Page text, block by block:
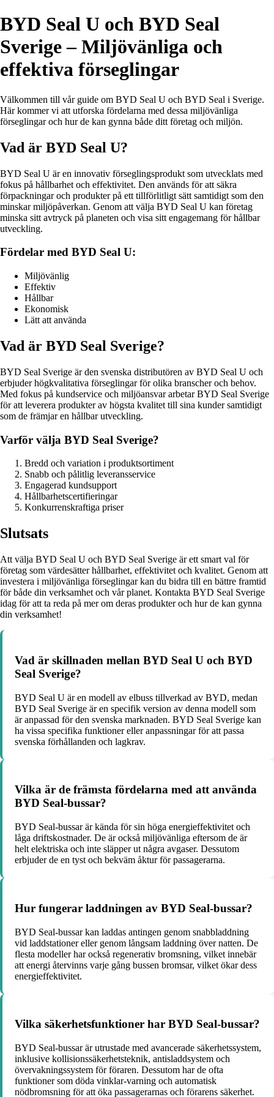
BYD Seal U och BYD Seal
Sverige – Miljövänliga och
effektiva förseglingar
Välkommen till vår guide om BYD Seal U och BYD Seal i Sverige.
Här kommer vi att utforska fördelarna med dessa miljövänliga
förseglingar och hur de kan gynna både ditt företag och miljön.
Vad är BYD Seal U?
BYD Seal U är en innovativ förseglingsprodukt som utvecklats med
fokus på hållbarhet och effektivitet. Den används för att säkra
förpackningar och produkter på ett tillförlitligt sätt samtidigt som den
minskar miljöpåverkan. Genom att välja BYD Seal U kan företag
minska sitt avtryck på planeten och visa sitt engagemang för hållbar
utveckling.
Fördelar med BYD Seal U:
Miljövänlig
Effektiv
Hållbar
Ekonomisk
Lätt att använda
Vad är BYD Seal Sverige?
BYD Seal Sverige är den svenska distributören av BYD Seal U och
erbjuder högkvalitativa förseglingar för olika branscher och behov.
Med fokus på kundservice och miljöansvar arbetar BYD Seal Sverige
för att leverera produkter av högsta kvalitet till sina kunder samtidigt
som de främjar en hållbar utveckling.
Varför välja BYD Seal Sverige?
Bredd och variation i produktsortiment
Snabb och pålitlig leveransservice
Engagerad kundsupport
Hållbarhetscertifieringar
Konkurrenskraftiga priser
Slutsats
Att välja BYD Seal U och BYD Seal Sverige är ett smart val för
företag som värdesätter hållbarhet, effektivitet och kvalitet. Genom att
investera i miljövänliga förseglingar kan du bidra till en bättre framtid
för både din verksamhet och vår planet. Kontakta BYD Seal Sverige
idag för att ta reda på mer om deras produkter och hur de kan gynna
din verksamhet!
Vad är skillnaden mellan BYD Seal U och BYD
Seal Sverige?
BYD Seal U är en modell av elbuss tillverkad av BYD, medan
BYD Seal Sverige är en specifik version av denna modell som
är anpassad för den svenska marknaden. BYD Seal Sverige kan
ha vissa specifika funktioner eller anpassningar för att passa
svenska förhållanden och lagkrav.
Vilka är de främsta fördelarna med att använda
BYD Seal-bussar?
BYD Seal-bussar är kända för sin höga energieffektivitet och
låga driftskostnader. De är också miljövänliga eftersom de är
helt elektriska och inte släpper ut några avgaser. Dessutom
erbjuder de en tyst och bekväm åktur för passagerarna.
Hur fungerar laddningen av BYD Seal-bussar?
BYD Seal-bussar kan laddas antingen genom snabbladdning
vid laddstationer eller genom långsam laddning över natten. De
flesta modeller har också regenerativ bromsning, vilket innebär
att energi återvinns varje gång bussen bromsar, vilket ökar dess
energieffektivitet.
Vilka säkerhetsfunktioner har BYD Seal-bussar?
BYD Seal-bussar är utrustade med avancerade säkerhetssystem,
inklusive kollisionssäkerhetsteknik, antisladdsystem och
övervakningssystem för föraren. Dessutom har de ofta
funktioner som döda vinklar-varning och automatisk
nödbromsning för att öka passagerarnas och förarens säkerhet.